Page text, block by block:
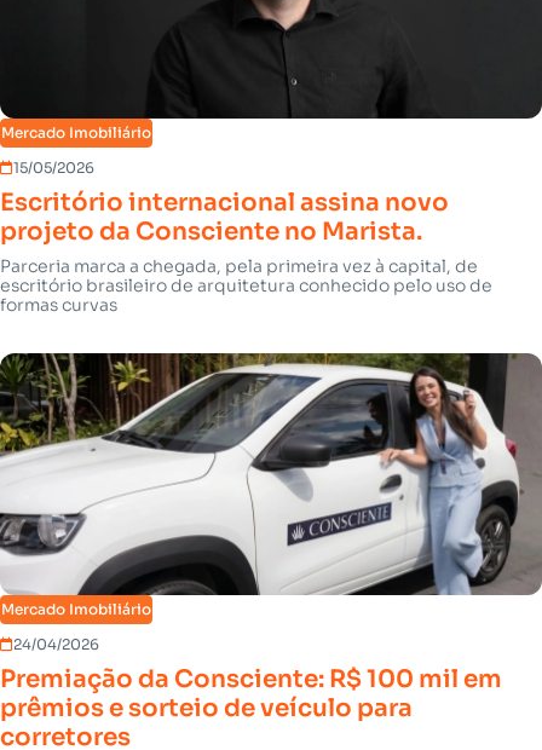
Mercado Imobiliário
15/05/2026
Escritório internacional assina novo
projeto da Consciente no Marista.
Parceria marca a chegada, pela primeira vez à capital, de
escritório brasileiro de arquitetura conhecido pelo uso de
formas curvas
Mercado Imobiliário
24/04/2026
Premiação da Consciente: R$ 100 mil em
prêmios e sorteio de veículo para
corretores